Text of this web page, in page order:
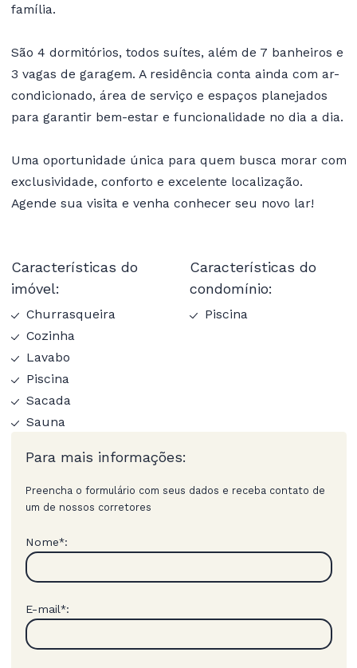
família.
São 4 dormitórios, todos suítes, além de 7 banheiros e
3 vagas de garagem. A residência conta ainda com ar-
condicionado, área de serviço e espaços planejados
para garantir bem-estar e funcionalidade no dia a dia.
Uma oportunidade única para quem busca morar com
exclusividade, conforto e excelente localização.
Agende sua visita e venha conhecer seu novo lar!
Características do
imóvel:
Churrasqueira
Cozinha
Lavabo
Piscina
Sacada
Sauna
Características do
condomínio:
Piscina
Para mais informações:
Preencha o formulário com seus dados e receba contato de
um de nossos corretores
Nome*:
E-mail*: